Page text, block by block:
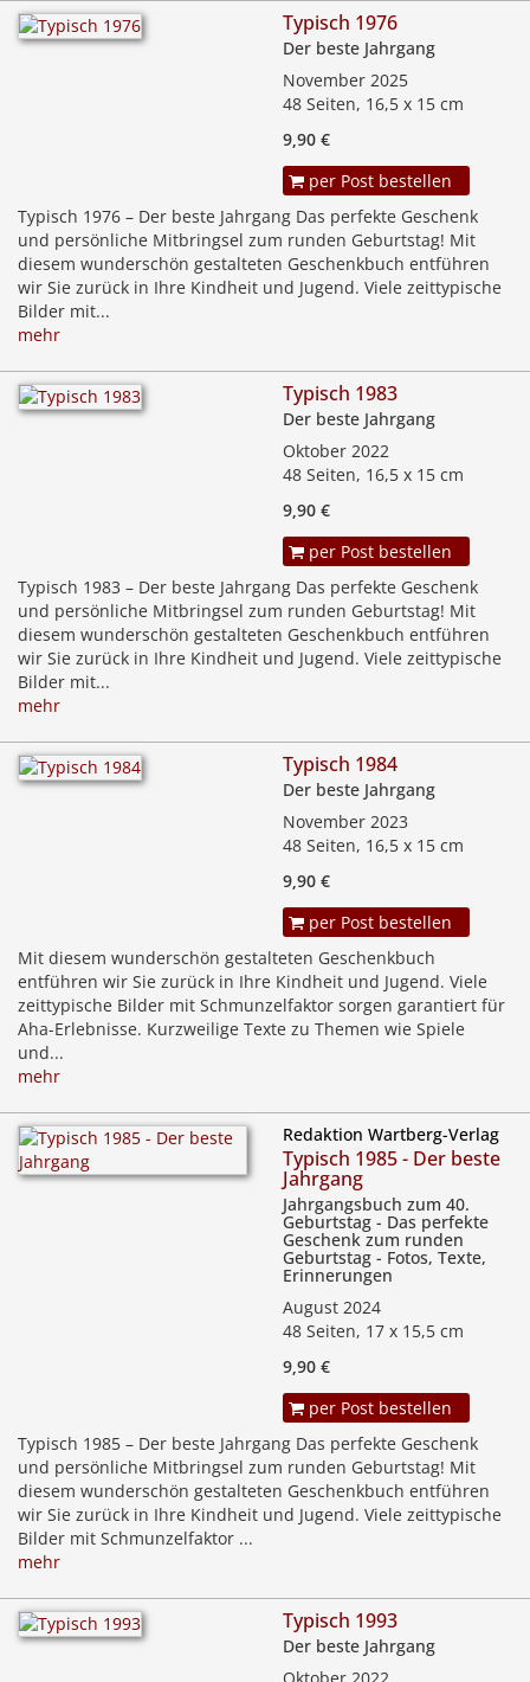
Typisch 1976
Der beste Jahrgang
November 2025
48 Seiten, 16,5 x 15 cm
9,90 €
per Post bestellen
Typisch 1976 – Der beste Jahrgang Das perfekte Geschenk
und persönliche Mitbringsel zum runden Geburtstag! Mit
diesem wunderschön gestalteten Geschenkbuch entführen
wir Sie zurück in Ihre Kindheit und Jugend. Viele zeittypische
Bilder mit...
mehr
Typisch 1983
Der beste Jahrgang
Oktober 2022
48 Seiten, 16,5 x 15 cm
9,90 €
per Post bestellen
Typisch 1983 – Der beste Jahrgang Das perfekte Geschenk
und persönliche Mitbringsel zum runden Geburtstag! Mit
diesem wunderschön gestalteten Geschenkbuch entführen
wir Sie zurück in Ihre Kindheit und Jugend. Viele zeittypische
Bilder mit...
mehr
Typisch 1984
Der beste Jahrgang
November 2023
48 Seiten, 16,5 x 15 cm
9,90 €
per Post bestellen
Mit diesem wunderschön gestalteten Geschenkbuch
entführen wir Sie zurück in Ihre Kindheit und Jugend. Viele
zeittypische Bilder mit Schmunzelfaktor sorgen garantiert für
Aha-Erlebnisse. Kurzweilige Texte zu Themen wie Spiele
und...
mehr
Redaktion Wartberg-Verlag
Typisch 1985 - Der beste
Jahrgang
Jahrgangsbuch zum 40.
Geburtstag - Das perfekte
Geschenk zum runden
Geburtstag - Fotos, Texte,
Erinnerungen
August 2024
48 Seiten, 17 x 15,5 cm
9,90 €
per Post bestellen
Typisch 1985 – Der beste Jahrgang Das perfekte Geschenk
und persönliche Mitbringsel zum runden Geburtstag! Mit
diesem wunderschön gestalteten Geschenkbuch entführen
wir Sie zurück in Ihre Kindheit und Jugend. Viele zeittypische
Bilder mit Schmunzelfaktor ...
mehr
Typisch 1993
Der beste Jahrgang